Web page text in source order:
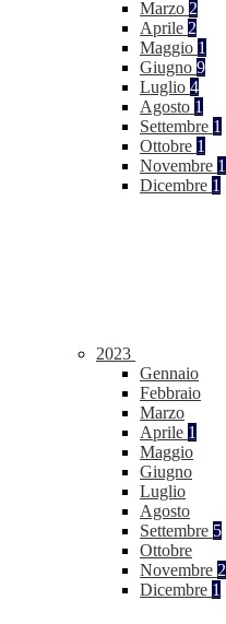
Marzo 2
Aprile 2
Maggio 1
Giugno 9
Luglio 4
Agosto 1
Settembre 1
Ottobre 1
Novembre 1
Dicembre 1
2023
Gennaio
Febbraio
Marzo
Aprile 1
Maggio
Giugno
Luglio
Agosto
Settembre 5
Ottobre
Novembre 2
Dicembre 1